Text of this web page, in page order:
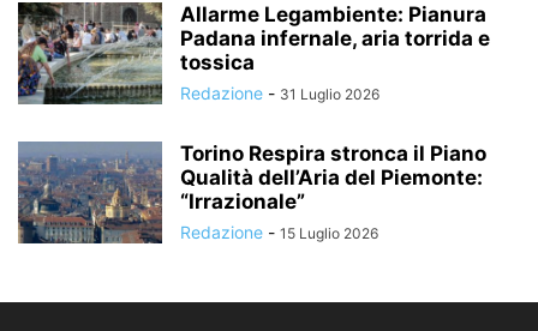
Allarme Legambiente: Pianura
Padana infernale, aria torrida e
tossica
Redazione - 31 Luglio 2026
Torino Respira stronca il Piano
Qualità dell’Aria del Piemonte:
“Irrazionale”
Redazione - 15 Luglio 2026